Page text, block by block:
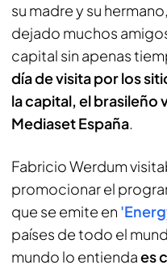
su madre y su
dejado muchos
capital sin apenas
día de visita por los
la capital, el brasileño
Mediaset España.
Fabricio Werdum
promocionar el
que se emite en
países de todo el
mundo lo entiendaes